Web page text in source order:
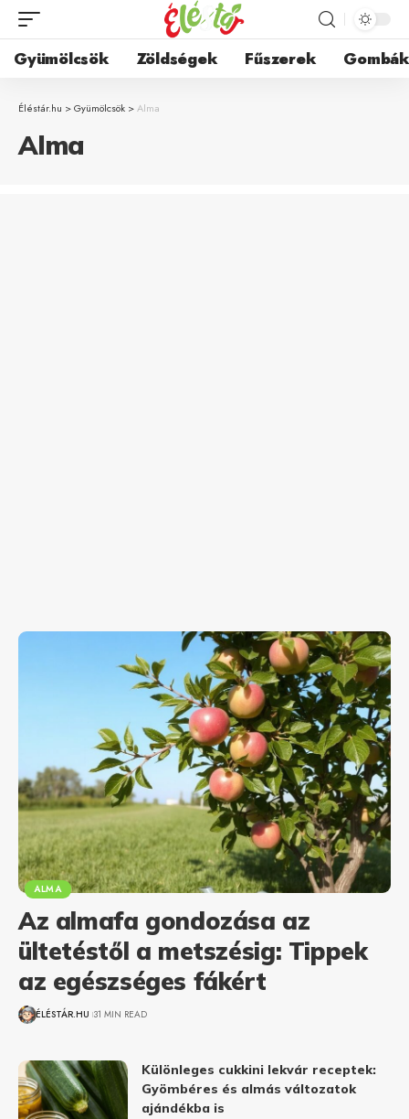
Gyümölcsök Zöldségek Fűszerek Gombák
Éléstár.hu >Gyümölcsök >Alma
Alma
ALMA
Az almafa gondozása az
ültetéstől a metszésig: Tippek
az egészséges fákért
ÉLÉSTÁR.HU 31 MIN READ
Különleges cukkini lekvár receptek:
Gyömbéres és almás változatok
ajándékba is